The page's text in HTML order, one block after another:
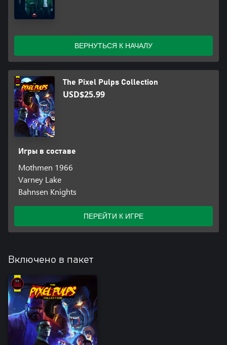
ВЕРНУТЬСЯ К НАЧАЛУ
The Pixel Pulps Collection
USD$25.99
Игры в составе
Mothmen 1966
Varney Lake
Bahnsen Knights
ПЕРЕЙТИ К ИГРЕ
Включено в пакет